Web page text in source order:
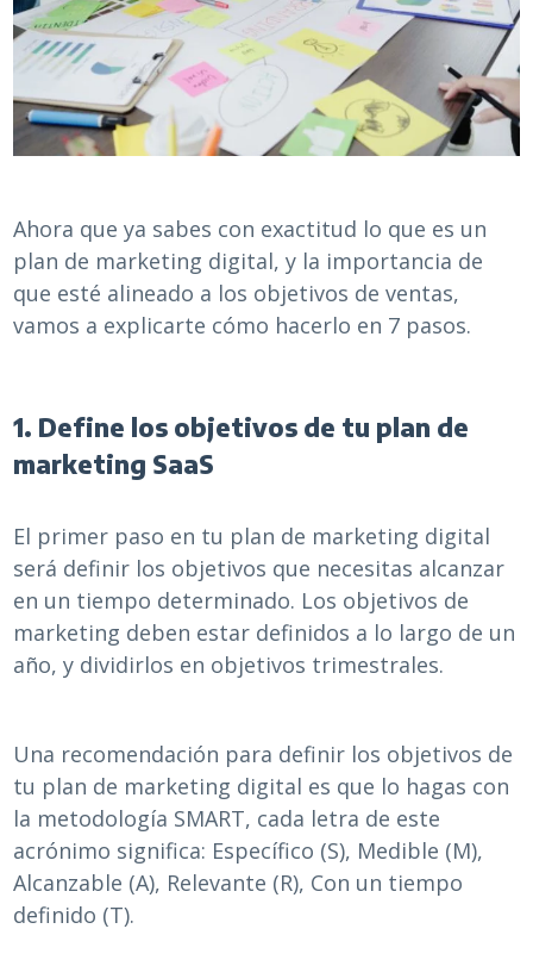
Ahora que ya sabes con exactitud lo que es un
plan de marketing digital, y la importancia de
que esté alineado a los objetivos de ventas,
vamos a explicarte cómo hacerlo en 7 pasos.
1. Define los objetivos de tu plan de
marketing SaaS
El primer paso en tu plan de marketing digital
será definir los objetivos que necesitas alcanzar
en un tiempo determinado. Los objetivos de
marketing deben estar definidos a lo largo de un
año, y dividirlos en objetivos trimestrales.
Una recomendación para definir los objetivos de
tu plan de marketing digital es que lo hagas con
la metodología SMART, cada letra de este
acrónimo significa: Específico (S), Medible (M),
Alcanzable (A), Relevante (R), Con un tiempo
definido (T).